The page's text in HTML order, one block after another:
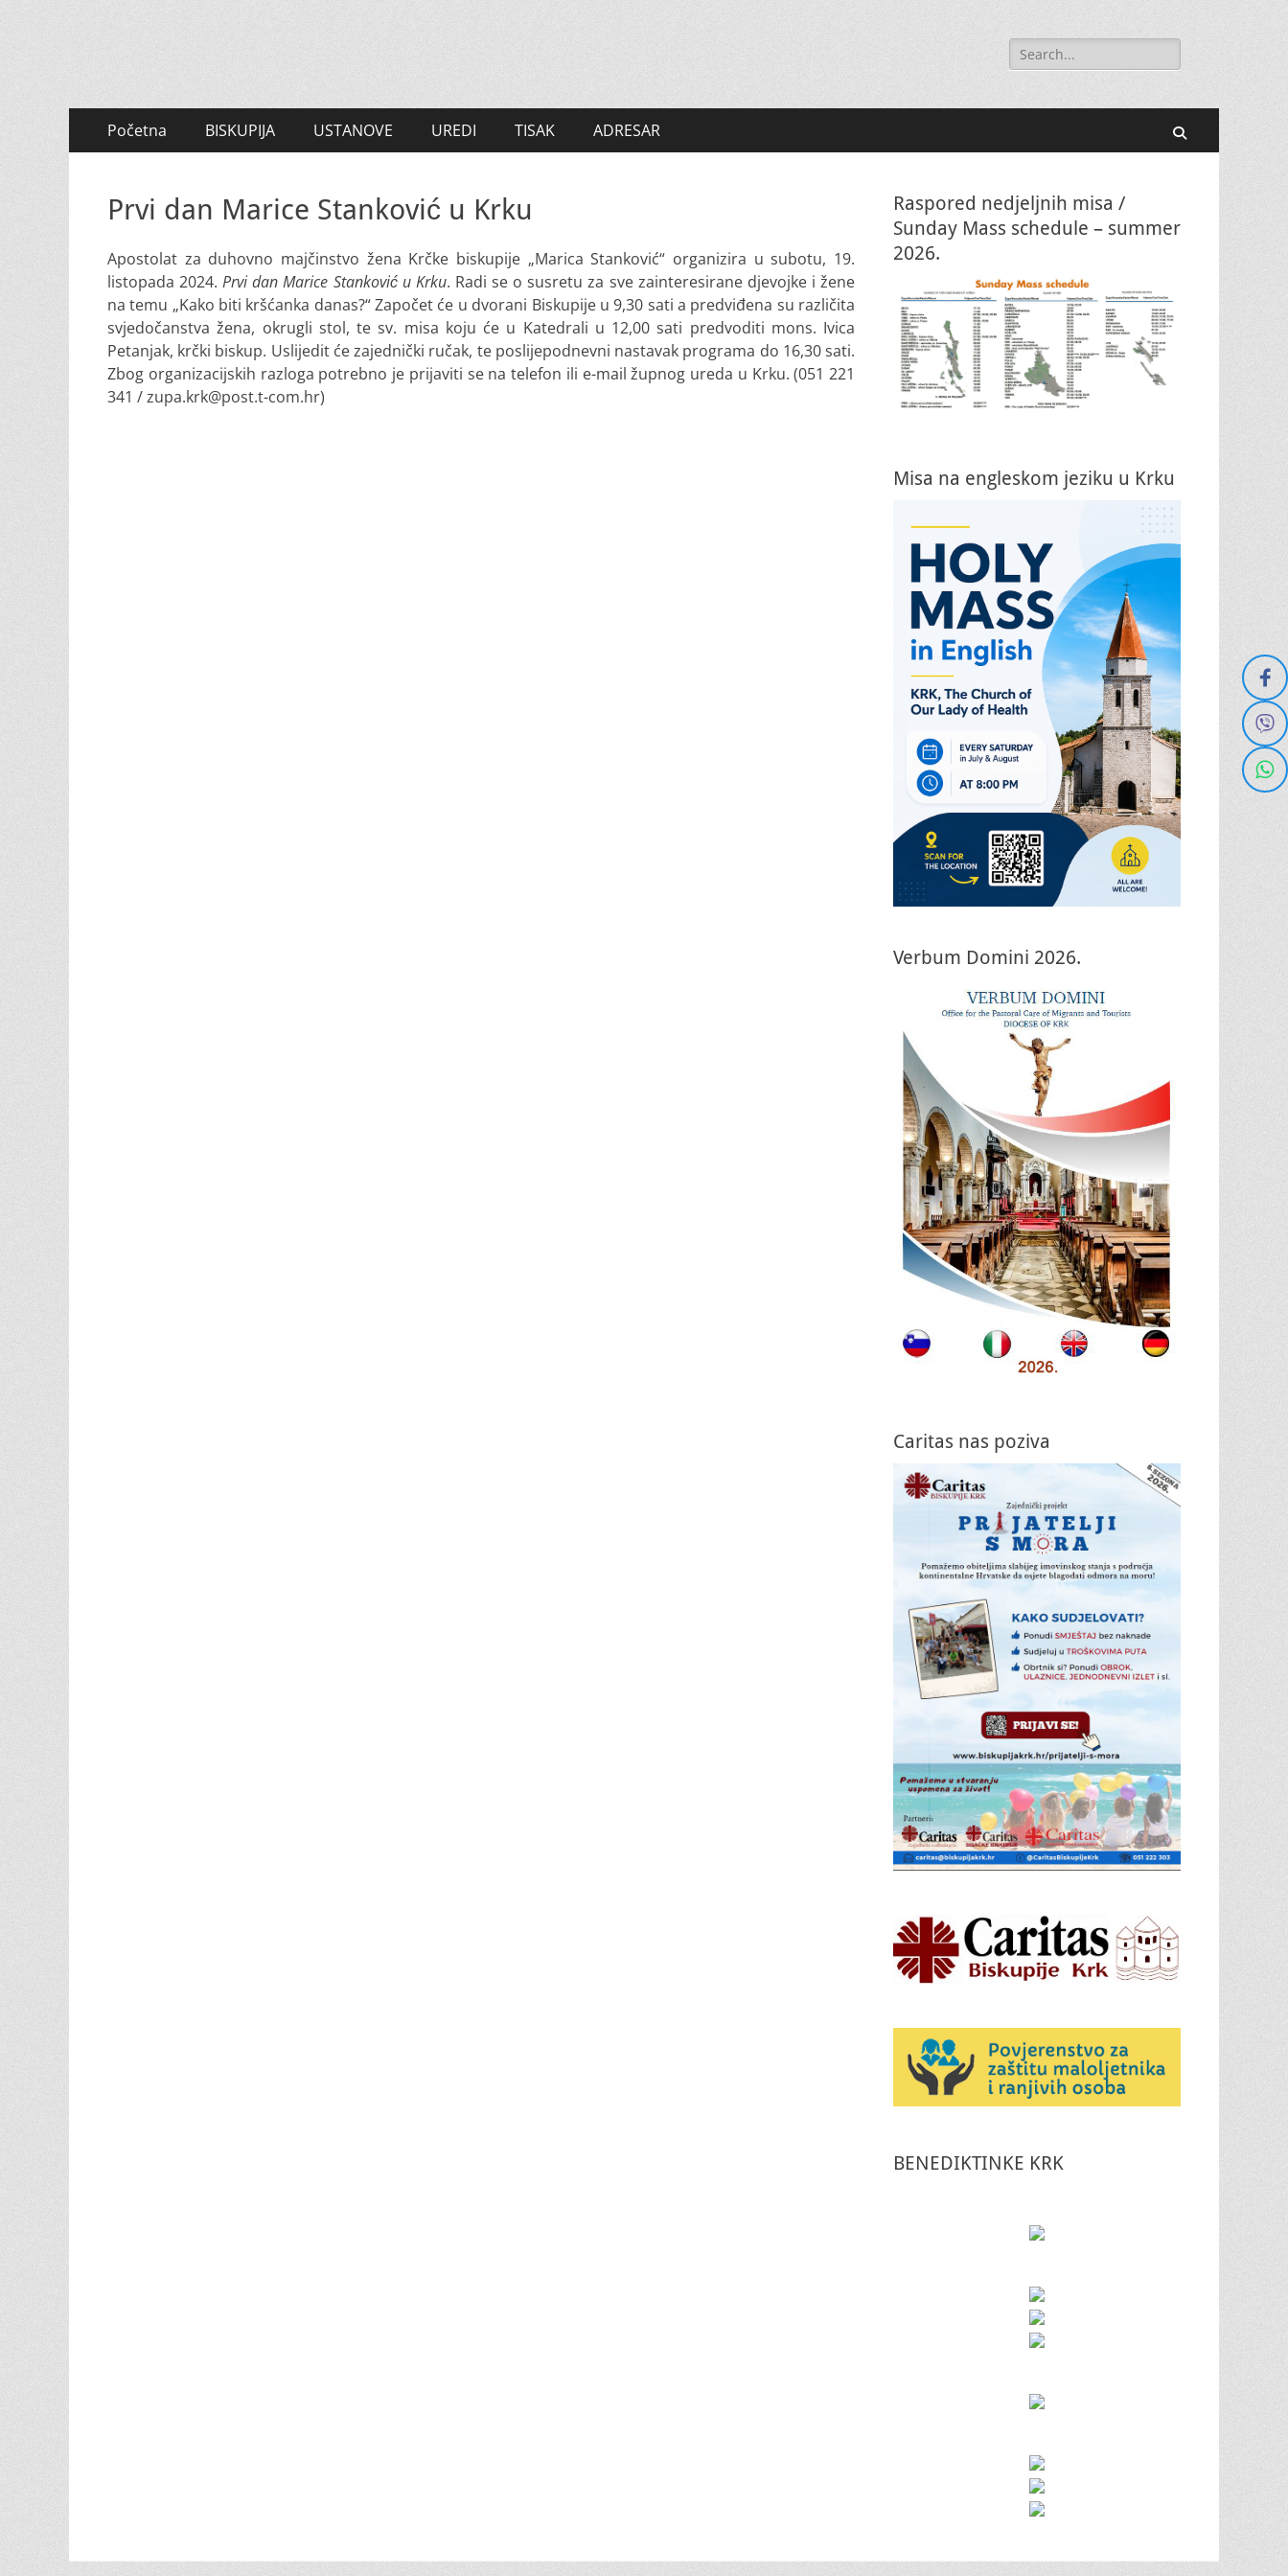
Search
for:
Primary
Menu
Početna BISKUPIJA USTANOVE UREDI TISAK ADRESAR
Prvi dan Marice Stanković u Krku
Apostolat za duhovno majčinstvo žena Krčke biskupije „Marica Stanković“ organizira u subotu, 19.
listopada 2024.Prvi dan Marice Stanković u Krku. Radi se o susretu za sve zainteresirane djevojke i žene
na temu „Kako biti kršćanka danas?“Započet će u dvorani Biskupije u 9,30 sati a predviđena su različita
svjedočanstva žena, okrugli stol, te sv. misa koju će u Katedrali u 12,00 sati predvoditi mons. Ivica
Petanjak, krčki biskup. Uslijedit će zajednički ručak, te poslijepodnevni nastavak programa do 16,30 sati.
Zbog organizacijskih razloga potrebno je prijaviti se na telefon ili e-mail župnog ureda u Krku. (051 221
341 / zupa.krk@post.t-com.hr)
Raspored nedjeljnih misa /
Sunday Mass schedule – summer
2026.
Misa na engleskom jeziku u Krku
Verbum Domini 2026.
Caritas nas poziva
BENEDIKTINKE KRK